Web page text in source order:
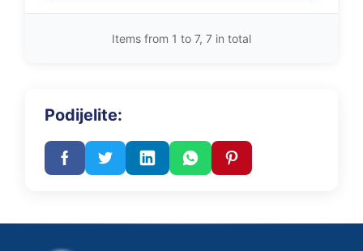
Items from 1 to 7, 7 in total
Podijelite: